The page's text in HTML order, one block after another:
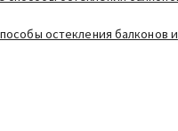
остекления балконов и